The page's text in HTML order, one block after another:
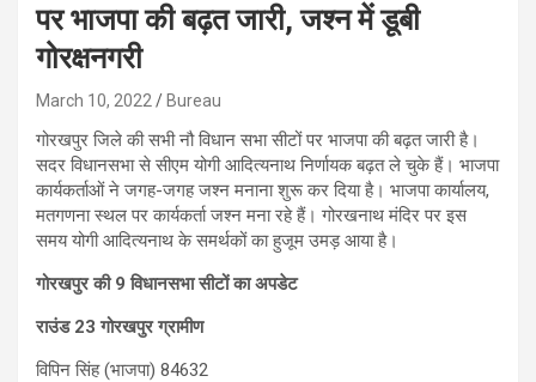
पर भाजपा की बढ़त जारी, जश्‍न में डूबी
गोरक्षनगरी
March 10, 2022 Bureau
गोरखपुर ज‍िले की सभी नौ व‍िधान सभा सीटों पर भाजपा की बढ़त जारी है।
सदर व‍िधानसभा से सीएम योगी आद‍ित्‍यनाथ न‍िर्णायक बढ़त ले चुके हैं। भाजपा
कार्यकर्ताओं ने जगह-जगह जश्‍न मनाना शुरू कर द‍िया है। भाजपा कार्यालय,
मतगणना स्‍थल पर कार्यकर्ता जश्‍न मना रहे हैं। गोरखनाथ मंद‍िर पर इस
समय योगी आद‍ित्‍यनाथ के समर्थकों का हुजूम उमड़ आया है।
गोरखपुर की 9 विधानसभा सीटों का अपडेट
राउंड 23 गोरखपुर ग्रामीण
विपिन सिंह (भाजपा) 84632